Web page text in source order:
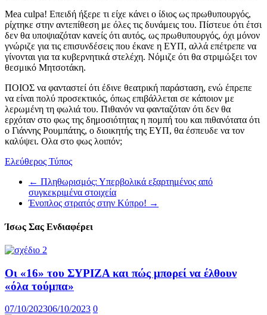
Mea culpa! Επειδή ήξερε τι είχε κάνει ο ίδιος ως πρωθυπουργός,
ρίχτηκε στην αντεπίθεση με όλες τις δυνάμεις του. Πίστευε ότι έτσι
δεν θα υποψιαζόταν κανείς ότι αυτός, ως πρωθυπουργός, όχι μόνον
γνώριζε για τις επισυνδέσεις που έκανε η ΕΥΠ, αλλά επέτρεπε να
γίνονται για τα κυβερνητικά στελέχη. Νόμιζε ότι θα στριμώξει τον
θεσμικό Μητσοτάκη.
ΠΟΙΟΣ να φανταστεί ότι έδινε θεατρική παράσταση, ενώ έπρεπε
να είναι πολύ προσεκτικός, όπως επιβάλλεται σε κάποιον με
λερωμένη τη φωλιά του. Πιθανόν να φανταζόταν ότι δεν θα
ερχόταν στο φως της δημοσιότητας η πομπή του και πιθανότατα ότι
ο Γιάννης Ρουμπάτης, ο διοικητής της ΕΥΠ, θα έσπευδε να τον
καλύψει. Ολα στο φως λοιπόν;
Ελεύθερος Τύπος
← Πληθωρισμός: Υπερβολικά εξαρτημένος από
συγκεκριμένα στοιχεία
Ένοπλος στρατός στην Κύπρο! →
Ίσως Σας Ενδιαφέρει
Οι «16» του ΣΥΡΙΖΑ και πώς μπορεί να έλθουν
«όλα τούμπα»
07/10/202306/10/2023 0